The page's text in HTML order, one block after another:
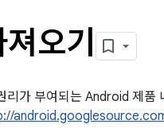
오기
리가 부여되는 Android 제